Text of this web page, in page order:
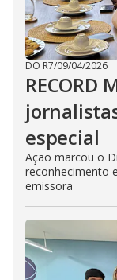
DO R7/09/04/2026
RECORD
especial
Ação marcou o
reconhecimento
emissora